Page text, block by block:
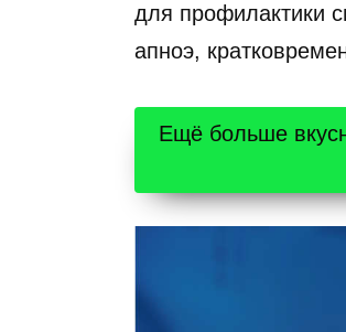
для профилактики
апноэ,
Ещё больше